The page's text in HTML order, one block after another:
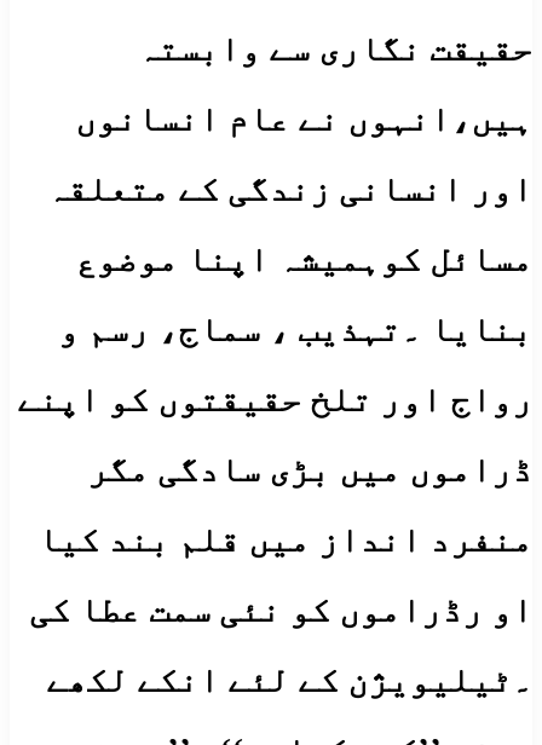
حقیقت نگاری سے وابستہ
ہیں،انہوں نے عام انسانوں
اور انسانی زندگی کے متعلقہ
مسائل کوہمیشہ اپنا موضوع
بنایا ۔تہذیب ، سماج، رسم و
رواج اور تلخ حقیقتوں کو اپنے
ڈراموں میں بڑی سادگی مگر
منفرد انداز میں قلم بند کیا
او رڈراموں کو نئی سمت عطا کی
۔ٹیلیویژن کے لئے انکے لکھے